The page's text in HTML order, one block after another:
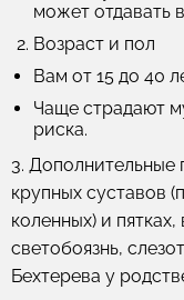
может отдавать
Возраст и пол
Вам от 15 до 40
Чаще страдают
риска.
3. Дополнительные
крупных суставов
коленных) и
светобоязнь,
Бехтерева у